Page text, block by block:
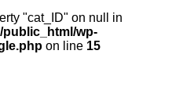
"cat_ID" on null in
public_html/wp-
on line 15